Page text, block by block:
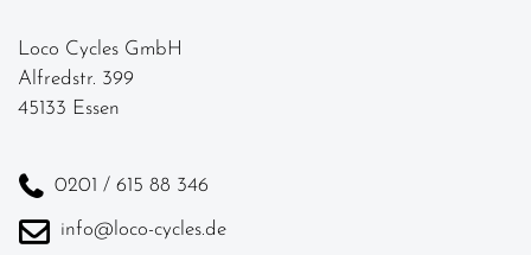
Loco Cycles GmbH
Alfredstr. 399
45133 Essen
0201 / 615 88 346
info@loco-cycles.de